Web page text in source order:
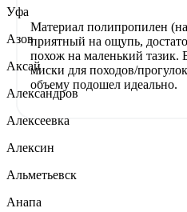
Материал полипропилен
приятный на ощупь,
похож на маленький тазик.
миски для походов/
объему подошел идеально.
Уфа
Азов
Аксай
Александров
Алексеевка
Алексин
Альметьевск
Анапа